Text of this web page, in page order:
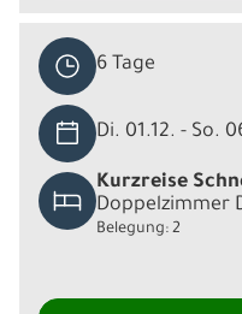
6 Tage
Di. 01.12. - So.
Kurzreise
Doppelzimmer
Belegung: 2